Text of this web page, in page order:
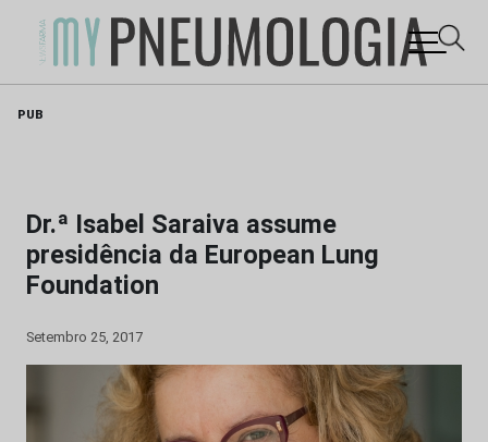
PUB
Dr.ª Isabel Saraiva assume
presidência da European Lung
Foundation
Setembro 25, 2017